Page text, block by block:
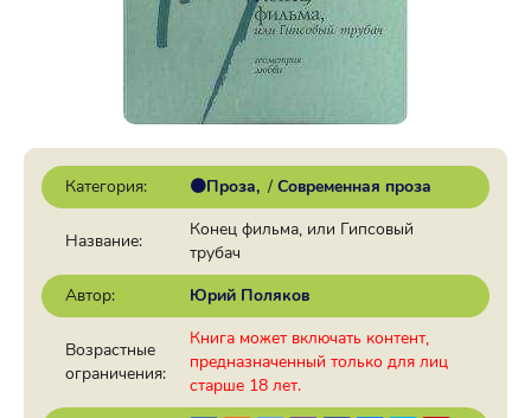
Категория: 🟠Проза / Современная проза
Название:
Конец фильма, или Гипсовый
трубач
Автор:
Юрий Поляков
Возрастные
ограничения:
Книга может включать контент,
предназначенный только для лиц
старше 18 лет.